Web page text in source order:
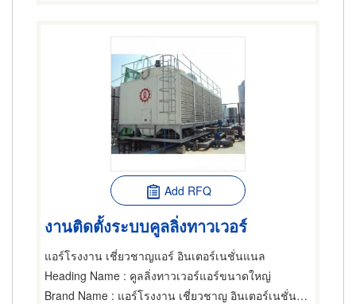
Add RFQ
งานติดตั้งระบบคูลลิ่งทาวเวอร์
แอร์โรงงาน เชี่ยวชาญแอร์ อินเตอร์เนชั่นแนล
Heading Name : คูลลิ่งทาวเวอร์แอร์ขนาดใหญ่
Brand Name : แอร์โรงงาน เชี่ยวชาญ อินเตอร์เนชั่นแนล